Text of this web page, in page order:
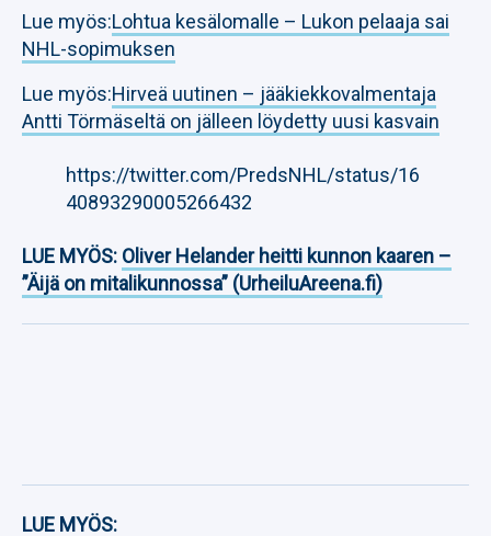
Lue myös:Lohtua kesälomalle – Lukon pelaaja sai
NHL-sopimuksen
Lue myös:Hirveä uutinen – jääkiekkovalmentaja
Antti Törmäseltä on jälleen löydetty uusi kasvain
https://twitter.com/PredsNHL/status/16
40893290005266432
LUE MYÖS: Oliver Helander heitti kunnon kaaren –
”Äijä on mitalikunnossa” (UrheiluAreena.fi)
LUE MYÖS: